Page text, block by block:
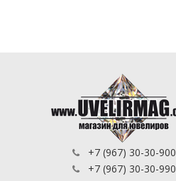
+7 (967) 30-30-900
+7 (967) 30-30-990